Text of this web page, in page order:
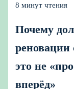
8 минут чтения
Почему
это не
вперёд»